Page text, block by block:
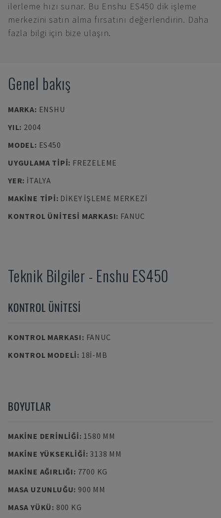
ilerleme hızı sunar. Bu Enshu ES450 dik işleme
merkezini satın alma fırsatını değerlendirin. Daha
fazla bilgi için bize ulaşın.
Genel bakış
MARKA: ENSHU
YIL: 2004
MODEL: ES450
UYGULAMA TIPI: FREZELEME
YER: İTALYA
MAKINE TIPI: DIKEY İŞLEME MERKEZI
KONTROL ÜNITESI MARKASI: FANUC
Teknik Bilgiler - Enshu ES450
KONTROL ÜNITESI
KONTROL MARKASI: FANUC
KONTROL MODELI: 18I-MB
BOYUTLAR
MAKINE DERINLIĞI: 1580 MM
MAKINE YÜKSEKLIĞI: 3138 MM
MAKINE AĞIRLIĞI: 7700 KG
MASA UZUNLUĞU: 900 MM
MASA YÜKÜ: 800 KG